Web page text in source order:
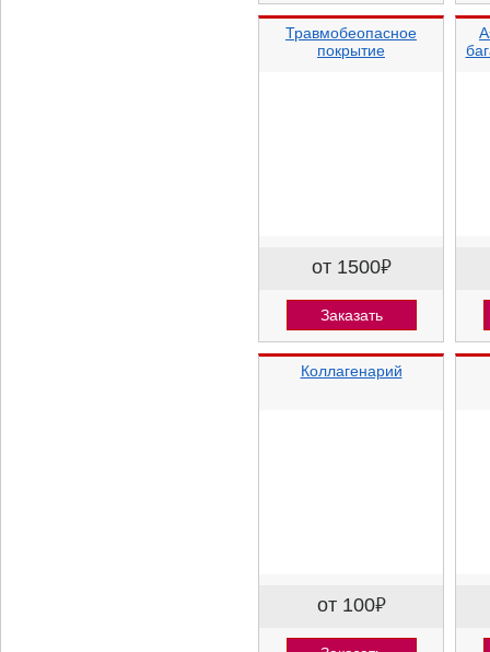
Травмобеопасное
покрытие
от 1500⃏
Заказать
Коллагенарий
от 100⃏